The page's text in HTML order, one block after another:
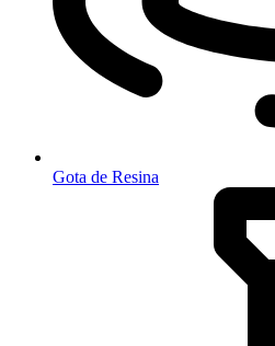
Gota de Resina